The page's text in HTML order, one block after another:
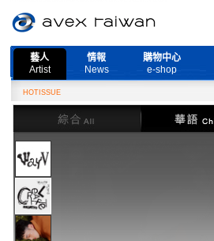
藝人
Artist
情報
News
購物中心
e-shop
HOTISSUE
綜合 華語